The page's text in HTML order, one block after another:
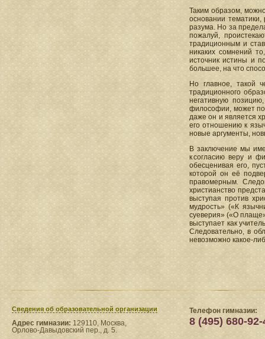
Таким образом,
основании
разума. Но за
пожалуй,
традиционным и
никаких сомнений
источник истины и
большее, на что
Но главное, такой
традиционного
негативную
философии, может
даже он и является
его отношению к
новые аргументы,
В заключение мы
к согласию веру и
обесценивая его,
которой он её
правомерным.
христианство
выступая против
мудрость» («К
суеверия» («О
выступает как
Следовательно, в
невозможно какое-
Сведения​ об образовательной организации
Адрес гимназии: 129110, Москва,
Орлово-Давыдовский пер., д. 5.
Телефон гимназии:
8 (495) 680-92-